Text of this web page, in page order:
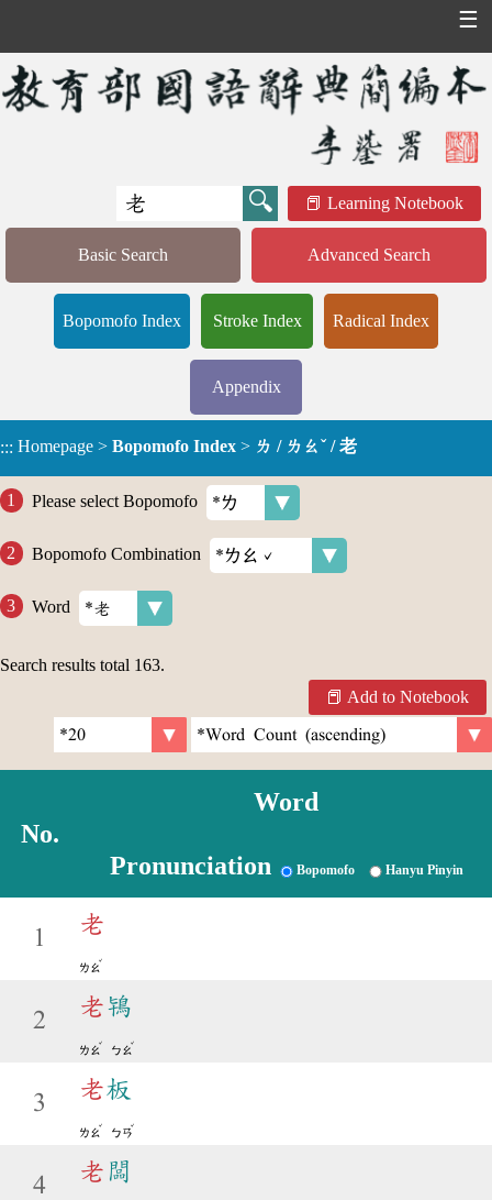
☰
Learning Notebook
Basic Search Advanced Search
Bopomofo Index Stroke Index Radical Index
Appendix
::: Homepage > Bopomofo Index > ㄌ / ㄌㄠˇ / 老
Please select Bopomofo
Bopomofo Combination
Word
Search results total 163.
Add to Notebook
No.
Word
Pronunciation Bopomofo Hanyu Pinyin
1
老
ㄌㄠ
ˇ
2
老鴇
ㄌㄠ
ˇ
ㄅㄠ
ˇ
3
老板
ㄌㄠ
ˇ
ㄅㄢ
ˇ
4
老 闆